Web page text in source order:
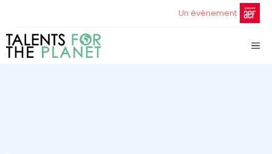
Un évènement